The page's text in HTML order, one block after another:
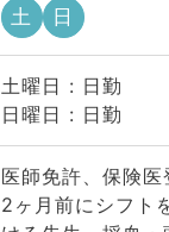
土 日
土曜日 : 日勤
日曜日 : 日勤
医師免許、保険医
2ヶ月前にシフト